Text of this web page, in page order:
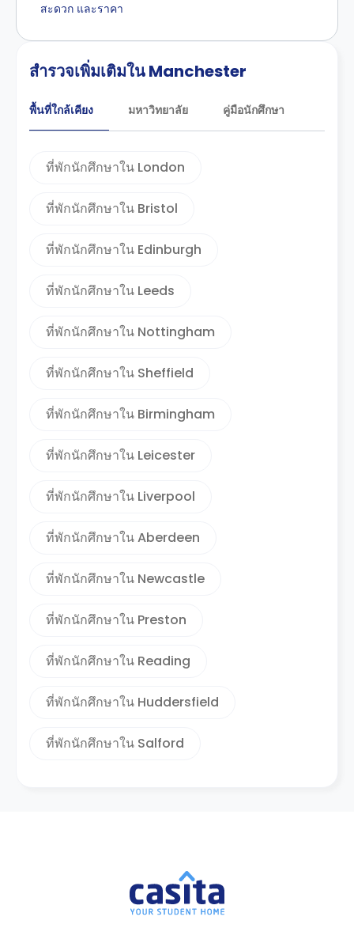
สะดวก และราคา
สำรวจเพิ่มเติมใน Manchester
พื้นที่ใกล้เคียง มหาวิทยาลัย คู่มือนักศึกษา
ที่พักนักศึกษาใน London
ที่พักนักศึกษาใน Bristol
ที่พักนักศึกษาใน Edinburgh
ที่พักนักศึกษาใน Leeds
ที่พักนักศึกษาใน Nottingham
ที่พักนักศึกษาใน Sheffield
ที่พักนักศึกษาใน Birmingham
ที่พักนักศึกษาใน Leicester
ที่พักนักศึกษาใน Liverpool
ที่พักนักศึกษาใน Aberdeen
ที่พักนักศึกษาใน Newcastle
ที่พักนักศึกษาใน Preston
ที่พักนักศึกษาใน Reading
ที่พักนักศึกษาใน Huddersfield
ที่พักนักศึกษาใน Salford